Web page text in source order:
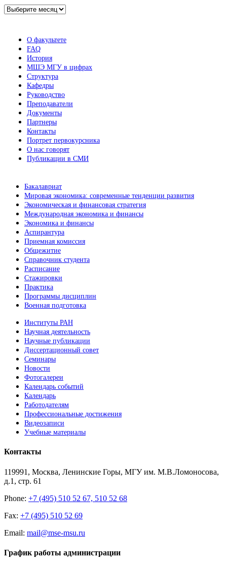
Архив
О факультете
FAQ
История
МШЭ МГУ в цифрах
Структура
Кафедры
Руководство
Преподаватели
Документы
Партнеры
Контакты
Портрет первокурсника
О нас говорят
Публикации в СМИ
Бакалавриат
Мировая экономика: современные тенденции развития
Экономическая и финансовая стратегия
Международная экономика и финансы
Экономика и финансы
Аспирантура
Приемная комиссия
Общежитие
Справочник студента
Расписание
Стажировки
Практика
Программы дисциплин
Военная подготовка
Институты РАН
Научная деятельность
Научные публикации
Диссертационный совет
Семинары
Новости
Фотогалереи
Календарь событий
Календарь
Работодателям
Профессиональные достижения
Видеозаписи
Учебные материалы
Контакты
119991, Москва, Ленинские Горы, МГУ им. М.В.Ломоносова,
д.1, стр. 61
Phone: +7 (495) 510 52 67, 510 52 68
Fax: +7 (495) 510 52 69
Email: mail@mse-msu.ru
График работы администрации